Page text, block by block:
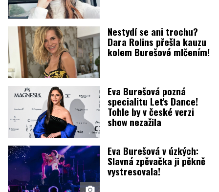
Nestydí se ani trochu?
Dara Rolins přešla kauzu
kolem Burešové mlčením!
Eva Burešová pozná
specialitu Let's Dance!
Tohle by v české verzi
show nezažila
Eva Burešová v úzkých:
Slavná zpěvačka ji pěkně
vystresovala!